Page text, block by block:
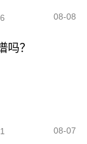
08-08
？
08-07